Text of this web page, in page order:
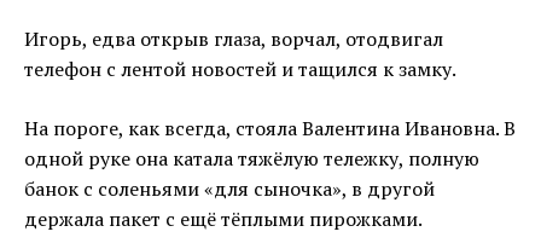
Игорь, едва открыв глаза, ворчал, отодвигал
телефон с лентой новостей и тащился к замку.
На пороге, как всегда, стояла Валентина Ивановна. В
одной руке она катала тяжёлую тележку, полную
банок с соленьями «для сыночка», в другой
держала пакет с ещё тёплыми пирожками.